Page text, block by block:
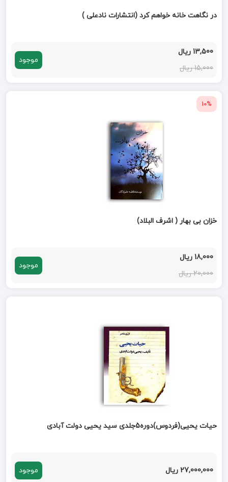
در نگاهت خانه خواهم کرد (انتشارات نادعلی )
13,500 ریال
15,000 ریال
موجود
10%
خزان بی بهار ( اشرف البلاد)
18,000 ریال
20,000 ریال
موجود
حیات یحیی(فردوس)دوره5جلدی سید یحیی دولت آبادی
27,000,000 ریال موجود